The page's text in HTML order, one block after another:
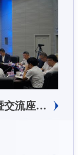
东北大学附属总医院揭牌仪式暨交流座谈会举行